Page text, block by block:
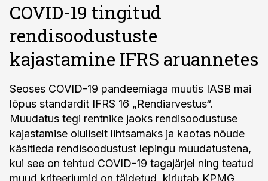
COVID-19 tingitud
rendisoodustuste
kajastamine IFRS aruannetes
Seoses COVID-19 pandeemiaga muutis IASB mai
lõpus standardit IFRS 16 „Rendiarvestus“.
Muudatus tegi rentnike jaoks rendisoodustuse
kajastamise oluliselt lihtsamaks ja kaotas nõude
käsitleda rendisoodustust lepingu muudatustena,
kui see on tehtud COVID-19 tagajärjel ning teatud
muud kriteeriumid on täidetud, kirjutab KPMG